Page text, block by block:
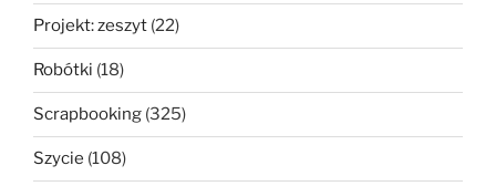
Projekt: zeszyt (22)
Robótki (18)
Scrapbooking (325)
Szycie (108)